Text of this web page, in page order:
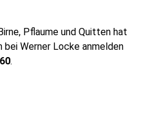
Pflaume und Quitten hat
Werner Locke anmelden
.